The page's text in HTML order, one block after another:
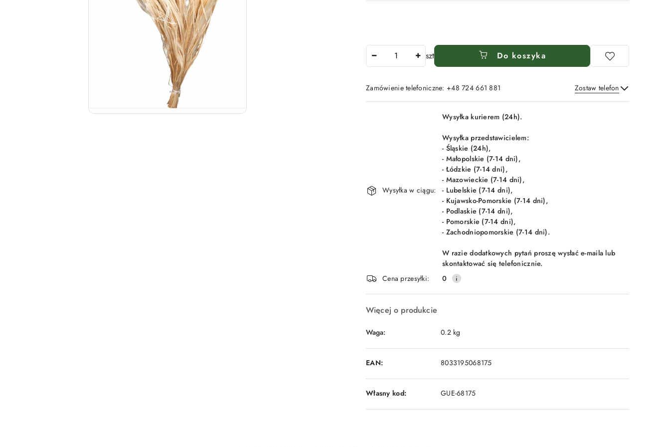
szt Do koszyka
Zamówienie telefoniczne: +48 724 661 881 Zostaw telefon
Wyślij
Wysyłka w ciągu:
Wysyłka kurierem (24h).
Wysyłka przedstawicielem:
- Śląskie (24h),
- Małopolskie (7-14 dni),
- Łódzkie (7-14 dni),
- Mazowieckie (7-14 dni),
- Lubelskie (7-14 dni),
- Kujawsko-Pomorskie (7-14 dni),
- Podlaskie (7-14 dni),
- Pomorskie (7-14 dni),
- Zachodniopomorskie (7-14 dni).
W razie dodatkowych pytań proszę wysłać e-maila lub
skontaktować się telefonicznie.
Cena przesyłki:
0
Więcej o produkcie
Waga: 0.2 kg
EAN: 8033195068175
Własny kod: GUE-68175